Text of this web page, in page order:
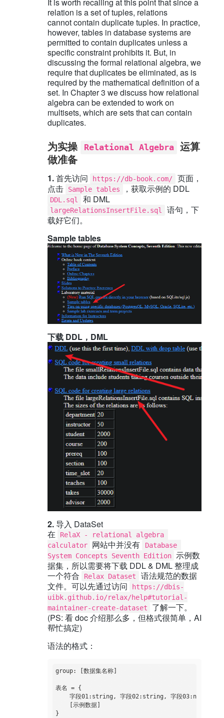
It is worth recalling at this point that since a
relation is a set of tuples, relations
cannot contain duplicate tuples. In practice,
however, tables in database systems are
permitted to contain duplicates unless a
specific constraint prohibits it. But, in
discussing the formal relational algebra, we
require that duplicates be eliminated, as is
required by the mathematical definition of a
set. In Chapter 3 we discuss how relational
algebra can be extended to work on
multisets, which are sets that can contain
duplicates.
为实操 Relational Algebra
运算
做准备
1.首先访问 https://db-book.com/
页面，
点击
Sample tables ，获取示例的 DDL
DDL.sql 和 DML
largeRelationsInsertFile.sql
语句，下
载好它们。
Sample tables
下载 DDL，DML
2.导入 DataSet
在
RelaX - relational algebra
calculator
网站中并没有
Database
System Concepts Seventh Edition 示例数
据集，所以需要将下载 DDL & DML 整理成
一个符合
Relax Dataset
语法规范的数据
文件。可以先通过访问
https://dbis-
uibk.github.io/relax/help#tutorial-
maintainer-create-dataset
了解一下。
(PS: 看 doc 介绍那么多，但格式很简单，AI
帮忙搞定)
语法的格式：
group: [数据集名称]
表名 = {
字段01:string, 字段02:string, 字段03:number
    [示例数据]
}